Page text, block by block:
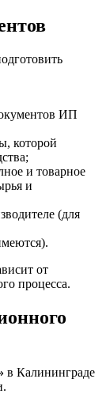
ИП
которой
и товарное
и
(для
от
процесса.
в Калининграде